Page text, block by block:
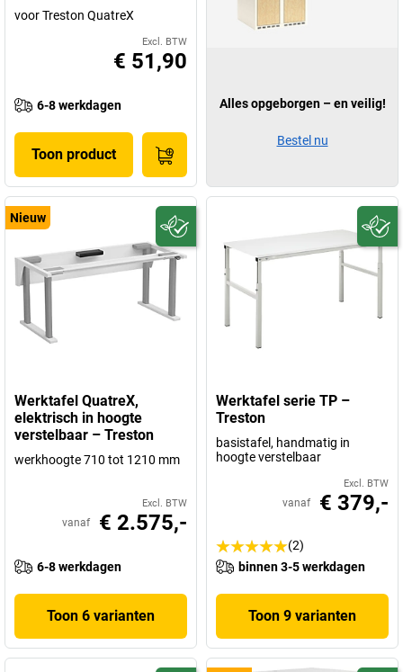
voor Treston QuatreX
Excl. BTW
€ 51,90
6-8 werkdagen
Toon product
Nieuw
Werktafel QuatreX,
elektrisch in hoogte
verstelbaar – Treston
werkhoogte 710 tot 1210 mm
Excl. BTW
vanaf € 2.575,-
6-8 werkdagen
Toon 6 varianten
Werktafel serie TP –
Treston
basistafel, handmatig in
hoogte verstelbaar
Excl. BTW
vanaf € 379,-
(2)
binnen 3-5 werkdagen
Toon 9 varianten
Alles opgeborgen – en veilig!
Bestel nu